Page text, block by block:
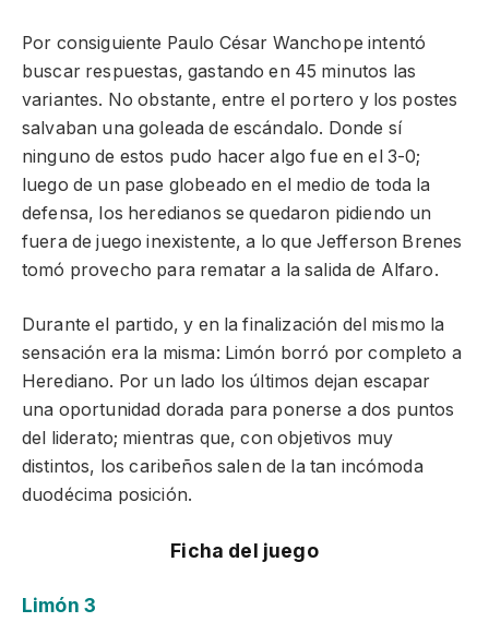
Por consiguiente Paulo César Wanchope intentó
buscar respuestas, gastando en 45 minutos las
variantes. No obstante, entre el portero y los postes
salvaban una goleada de escándalo. Donde sí
ninguno de estos pudo hacer algo fue en el 3-0;
luego de un pase globeado en el medio de toda la
defensa, los heredianos se quedaron pidiendo un
fuera de juego inexistente, a lo que Jefferson Brenes
tomó provecho para rematar a la salida de Alfaro.
Durante el partido, y en la finalización del mismo la
sensación era la misma: Limón borró por completo a
Herediano. Por un lado los últimos dejan escapar
una oportunidad dorada para ponerse a dos puntos
del liderato; mientras que, con objetivos muy
distintos, los caribeños salen de la tan incómoda
duodécima posición.
Ficha del juego
Limón 3